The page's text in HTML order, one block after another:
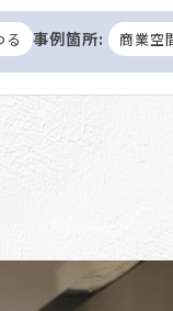
る 事例箇所: 商業空